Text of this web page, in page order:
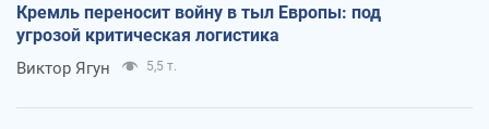
Кремль переносит войну в тыл Европы: под
угрозой критическая логистика
Виктор Ягун 5,5 т.